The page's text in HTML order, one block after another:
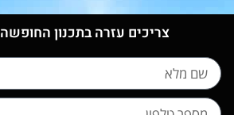
צריכים עזרה בתכנון